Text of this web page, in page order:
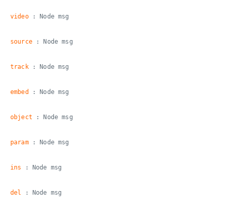
video: Node msg
source: Node msg
track: Node msg
embed : Node msg
object : Node msg
param: Node msg
ins : Node msg
del : Node msg